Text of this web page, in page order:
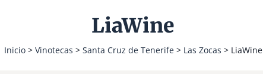
LiaWine
Inicio> Vinotecas > Santa Cruz de Tenerife> Las Zocas > LiaWine